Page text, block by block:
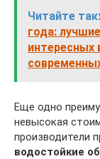
Читайте
года:
интересных
Еще одно
невысокая
производители
водостойкие